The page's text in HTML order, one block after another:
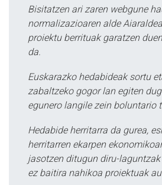
Bisitatzen ari zaren webgune
normalizazioaren alde
proiektu berrituak garatzen
da.
Euskarazko hedabideak sortu
zabaltzeko gogor lan egiten
egunero langile zein boluntario
Hedabide herritarra da gurea,
herritarren ekarpen
jasotzen ditugun diru-
ez baitira nahikoa proiektuak